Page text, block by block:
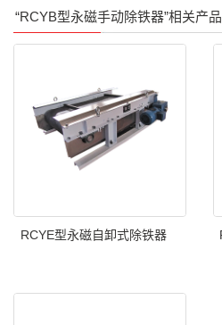
“RCYB型永磁手动除铁器”相关产品
RCYE型永磁自卸式除铁器